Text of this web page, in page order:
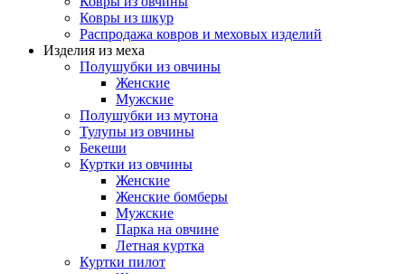
Ковры из шкур
Распродажа ковров и меховых изделий
Изделия из меха
Полушубки из овчины
Женские
Мужские
Полушубки из мутона
Тулупы из овчины
Бекеши
Куртки из овчины
Женские
Женские бомберы
Мужские
Парка на овчине
Летная куртка
Куртки пилот